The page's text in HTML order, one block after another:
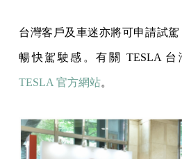
台灣客戶及車迷亦將可申請試駕
暢快駕駛感。有關 TESLA
TESLA 官方網站。